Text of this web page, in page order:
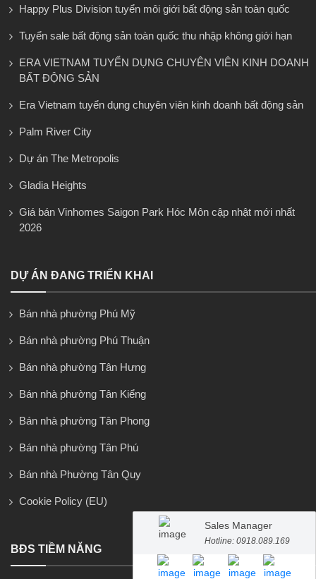
Sales Manager
Hotline: 0918.089.169
Happy Plus Division tuyển môi giới bất động sản toàn quốc
Tuyển sale bất động sản toàn quốc thu nhập không giới hạn
ERA VIETNAM TUYỂN DỤNG CHUYÊN VIÊN KINH DOANH
BẤT ĐỘNG SẢN
Era Vietnam tuyển dụng chuyên viên kinh doanh bất động sản
Palm River City
Dự án The Metropolis
Gladia Heights
Giá bán Vinhomes Saigon Park Hóc Môn cập nhật mới nhất
2026
DỰ ÁN ĐANG TRIỂN KHAI
Bán nhà phường Phú Mỹ
Bán nhà phường Phú Thuận
Bán nhà phường Tân Hưng
Bán nhà phường Tân Kiểng
Bán nhà phường Tân Phong
Bán nhà phường Tân Phú
Bán nhà Phường Tân Quy
Cookie Policy (EU)
BĐS TIỀM NĂNG